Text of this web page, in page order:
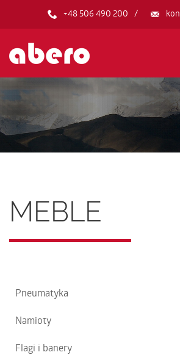
+48 506 490 200
HOME
PRODUKTY
GALERIA
KONTAKT
MEBLE
Pneumatyka
Namioty
Flagi i banery